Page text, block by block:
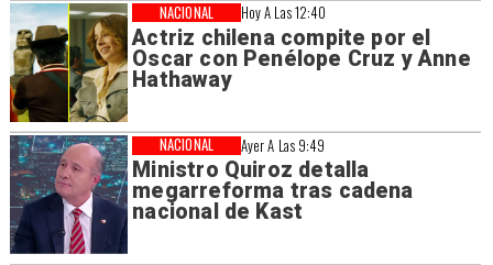
Hoy A Las 12:40
Actriz chilena compite por el
Oscar con Penélope Cruz y Anne
Hathaway
NACIONAL
Ayer A Las 9:49
Ministro Quiroz detalla
megarreforma tras cadena
nacional de Kast
NACIONAL